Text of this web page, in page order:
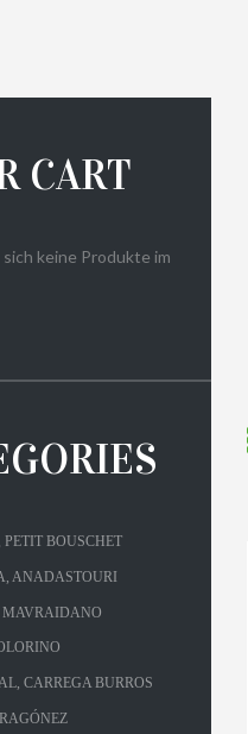
CART
keine Produkte im
PETIT BOUSCHET
ANADASTOURI
MAVRAIDANO
CARREGA BURROS